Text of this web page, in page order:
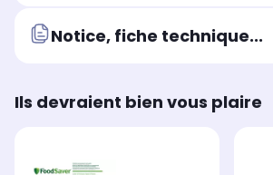
Notice, fiche technique...
Ils devraient bien vous plaire